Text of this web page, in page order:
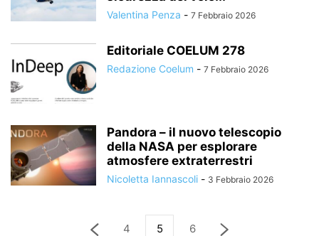
Valentina Penza - 7 Febbraio 2026
Editoriale COELUM 278
Redazione Coelum - 7 Febbraio 2026
Pandora – il nuovo telescopio
della NASA per esplorare
atmosfere extraterrestri
Nicoletta Iannascoli - 3 Febbraio 2026
4 5 6